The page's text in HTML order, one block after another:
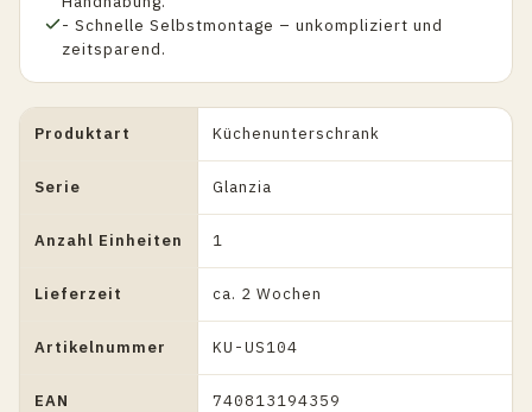
- Schnelle Selbstmontage – unkompliziert und
zeitsparend.
Produktart Küchenunterschrank
Serie Glanzia
Anzahl Einheiten 1
Lieferzeit ca. 2 Wochen
Artikelnummer KU-US104
EAN 740813194359